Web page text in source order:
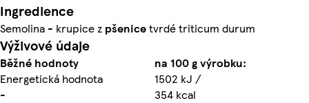
Ingredience
Semolina - krupice z pšenicetvrdé triticum durum
Výživové údaje
Běžné hodnoty
na 100 g výrobku:
Energetická hodnota
1502 kJ /
-
354 kcal